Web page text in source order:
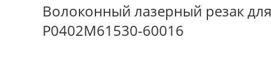
Волоконный лазерный резак
P0402M61530-60016